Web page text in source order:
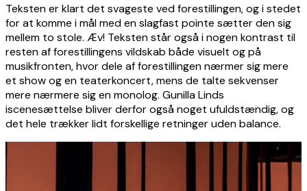
Teksten er klart det svageste ved forestillingen, og i stedet
for at komme i mål med en slagfast pointe sætter den sig
mellem to stole. Æv! Teksten står også i nogen kontrast til
resten af forestillingens vildskab både visuelt og på
musikfronten, hvor dele af forestillingen nærmer sig mere
et show og en teaterkoncert, mens de talte sekvenser
mere nærmere sig en monolog. Gunilla Linds
iscenesættelse bliver derfor også noget ufuldstændig, og
det hele trækker lidt forskellige retninger uden balance.